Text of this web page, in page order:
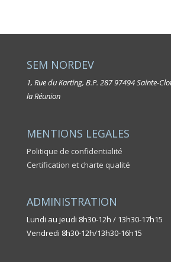
SEM NORDEV
1, Rue du Karting, B.P. 28797494 Sainte-
la Réunion
MENTIONS LEGALES
Politique de confidentialité
Certification et charte qualité
ADMINISTRATION
Lundi au jeudi 8h30-12h / 13h30-17h15
Vendredi 8h30-12h/13h30-16h15